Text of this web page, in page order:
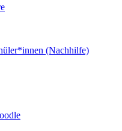
(Nachhilfe)